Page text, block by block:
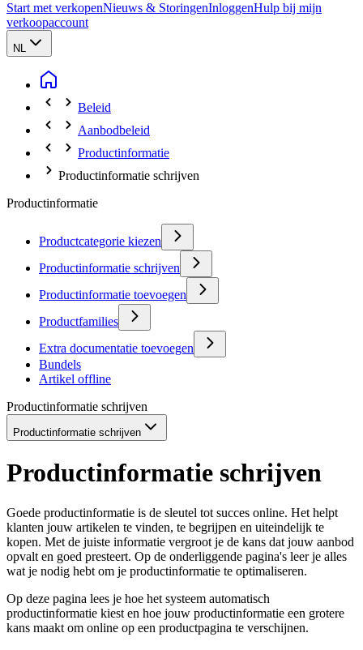
Start met verkopenNieuws & StoringenInloggenHulp bij mijn
verkoopaccount
NL
Beleid
Aanbodbeleid
Productinformatie
Productinformatie schrijven
Productinformatie
Productcategorie kiezen
Productinformatie schrijven
Productinformatie toevoegen
Productfamilies
Extra documentatie toevoegen
Bundels
Artikel offline
Productinformatie schrijven
Productinformatie schrijven
Productinformatie schrijven
Goede productinformatie is de sleutel tot succes online. Het helpt
klanten jouw artikelen te vinden, te begrijpen en uiteindelijk te
kopen. Met de juiste informatie vergroot je de kans dat jouw aanbod
opvalt en goed presteert. Op de onderliggende pagina's leer je alles
wat je nodig hebt om je productinformatie te optimaliseren.
Op deze pagina lees je hoe het systeem automatisch
productinformatie kiest en hoe jouw productinformatie een grotere
kans maakt om online op een productpagina te verschijnen.